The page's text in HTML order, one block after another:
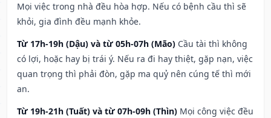
Mọi việc trong nhà đều hòa hợp. Nếu có bệnh cầu thì sẽ
khỏi, gia đình đều mạnh khỏe.
Từ 17h-19h (Dậu) và từ 05h-07h (Mão) Cầu tài thì không
có lợi, hoặc hay bị trái ý. Nếu ra đi hay thiệt, gặp nạn, việc
quan trọng thì phải đòn, gặp ma quỷ nên cúng tế thì mới
an.
Từ 19h-21h (Tuất) và từ 07h-09h (Thìn) Mọi công việc đều